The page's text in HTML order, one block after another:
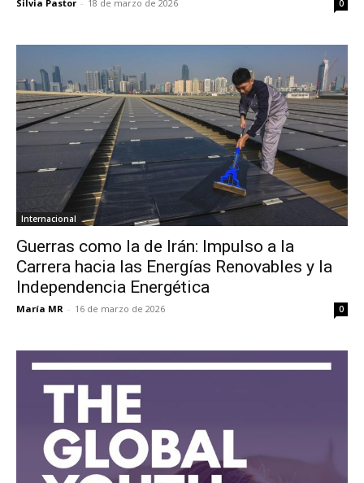
Silvia Pastor - 18 de marzo de 2026 0
Internacional
Guerras como la de Irán: Impulso a la
Carrera hacia las Energías Renovables y la
Independencia Energética
María MR - 16 de marzo de 2026 0